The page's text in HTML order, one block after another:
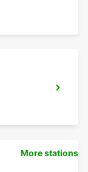
More stations